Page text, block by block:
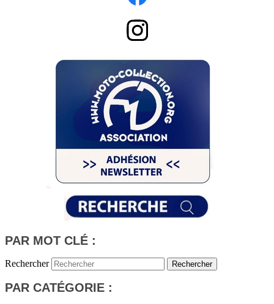
PAR MOT CLÉ :
Rechercher
PAR CATÉGORIE :